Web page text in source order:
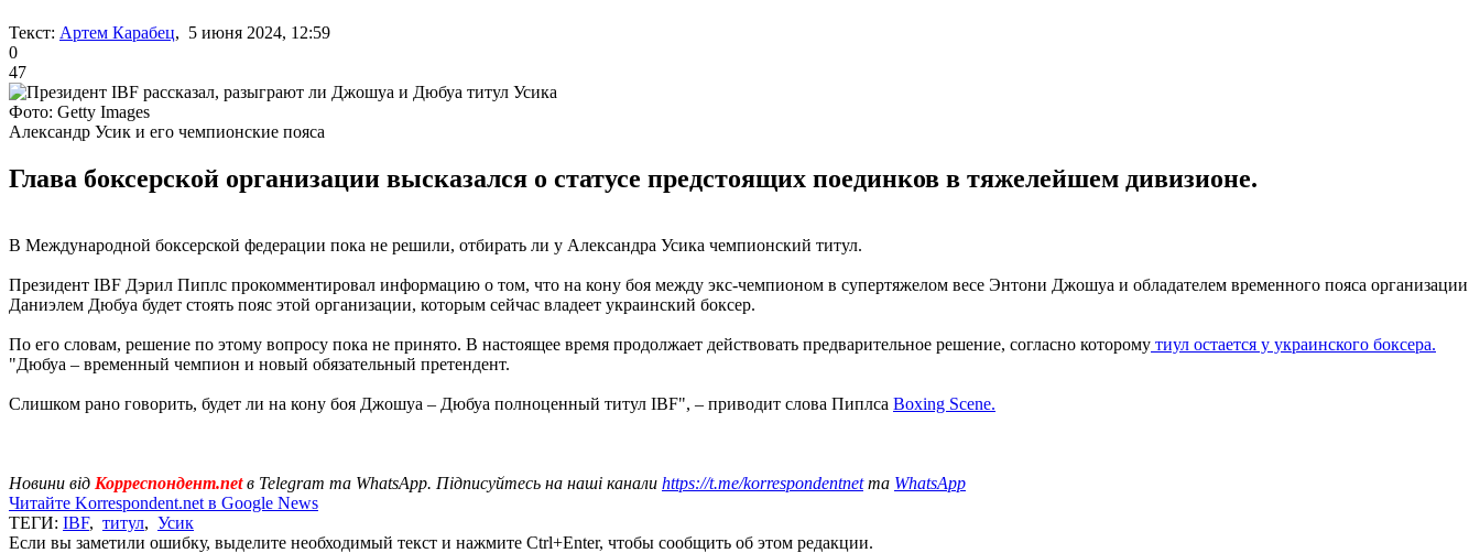
Текст: Артем Карабец, 5 июня 2024, 12:59
0
47
Фото: Getty Images
Александр Усик и его чемпионские пояса
Глава боксерской организации высказался о статусе предстоящих поединков в тяжелейшем дивизионе.
В Международной боксерской федерации пока не решили, отбирать ли у Александра Усика чемпионский титул.
Президент IBF Дэрил Пиплс прокомментировал информацию о том, что на кону боя между экс-чемпионом в супертяжелом весе Энтони Джошуа и обладателем временного пояса организации
Даниэлем Дюбуа будет стоять пояс этой организации, которым сейчас владеет украинский боксер.
По его словам, решение по этому вопросу пока не принято. В настоящее время продолжает действовать предварительное решение, согласно которому тиул остается у украинского боксера.
"Дюбуа – временный чемпион и новый обязательный претендент.
Слишком рано говорить, будет ли на кону боя Джошуа – Дюбуа полноценный титул IBF", – приводит слова Пиплса Boxing Scene.
Новини від Корреспондент.netв Telegram та WhatsApp. Підписуйтесь на наші канали https://t.me/korrespondentnetта WhatsApp
Читайте Korrespondent.net в Google News
ТЕГИ: IBF, титул, Усик
Если вы заметили ошибку, выделите необходимый текст и нажмите Ctrl+Enter, чтобы сообщить об этом редакции.